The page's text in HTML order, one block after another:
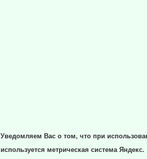
Уведомляем Вас о том, что при
используется метрическая система Яндекс.